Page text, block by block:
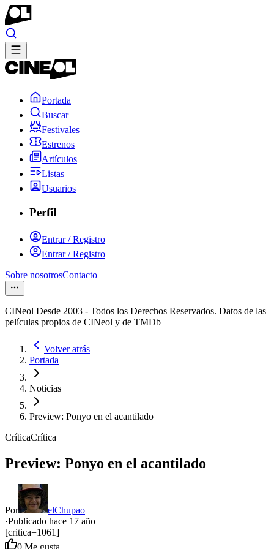
Portada
Buscar
Festivales
Estrenos
Artículos
Listas
Usuarios
Perfil
Entrar / Registro
Entrar / Registro
Sobre nosotrosContacto
CINeol Desde 2003 - Todos los Derechos Reservados. Datos de las
películas propios de CINeol y de TMDb
Volver atrás
Portada
Noticias
Preview: Ponyo en el acantilado
CríticaCrítica
Preview: Ponyo en el acantilado
Por
elChupao
·Publicado hace 17 año
[critica=1061]